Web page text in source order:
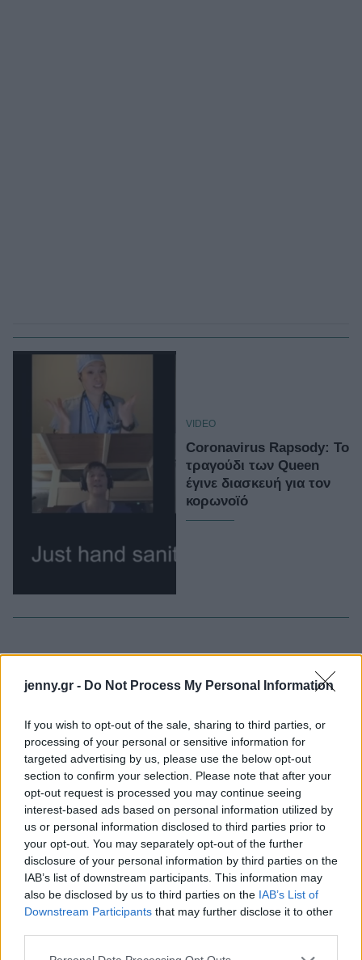
jenny.gr - Do Not Process My Personal Information
If you wish to opt-out of the sale, sharing to third parties, or
processing of your personal or sensitive information for
targeted advertising by us, please use the below opt-out
section to confirm your selection. Please note that after your
opt-out request is processed you may continue seeing
interest-based ads based on personal information utilized by
us or personal information disclosed to third parties prior to
your opt-out. You may separately opt-out of the further
disclosure of your personal information by third parties on the
IAB’s list of downstream participants. This information may
also be disclosed by us to third parties on the IAB’s List of
Downstream Participants that may further disclose it to other
Please note that this website/app uses one or more Google
VIDEO
Coronavirus Rapsody: Το
τραγούδι των Queen
έγινε διασκευή για τον
κορωνοϊό
Οι μαμάκηδες του ζωδιακού: Αυτά τα ζώδια είναι
συνήθως κολλημένα στη μαμά τους
Τα 6 σημεία του σπιτιού που δεν χρειάζεται να
καθαρίζεις κάθε εβδομάδα
3-3-3 rule: Ο κανόνας που θα αλλάξει τον τρόπο